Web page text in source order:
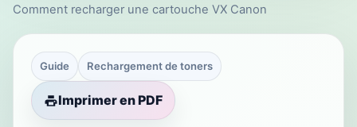
Comment recharger une cartouche VX Canon
Guide Rechargement de toners
Imprimer en PDF